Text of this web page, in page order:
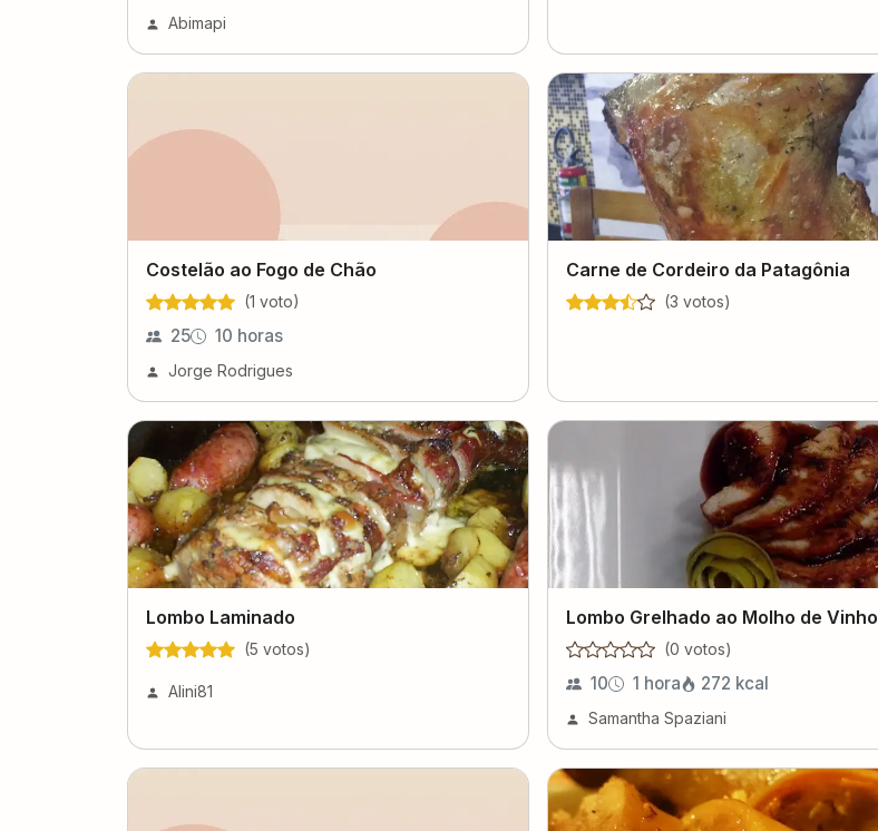
Abimapi
Costelão ao Fogo de Chão
(1 voto)
25 10 horas
Jorge Rodrigues
Carne de Cordeiro da Patagônia
(3 votos)
Lombo Laminado
(5 votos)
Alini81
Lombo Grelhado ao Molho de Vinho
(0 votos)
10 1 hora 272 kcal
Samantha Spaziani